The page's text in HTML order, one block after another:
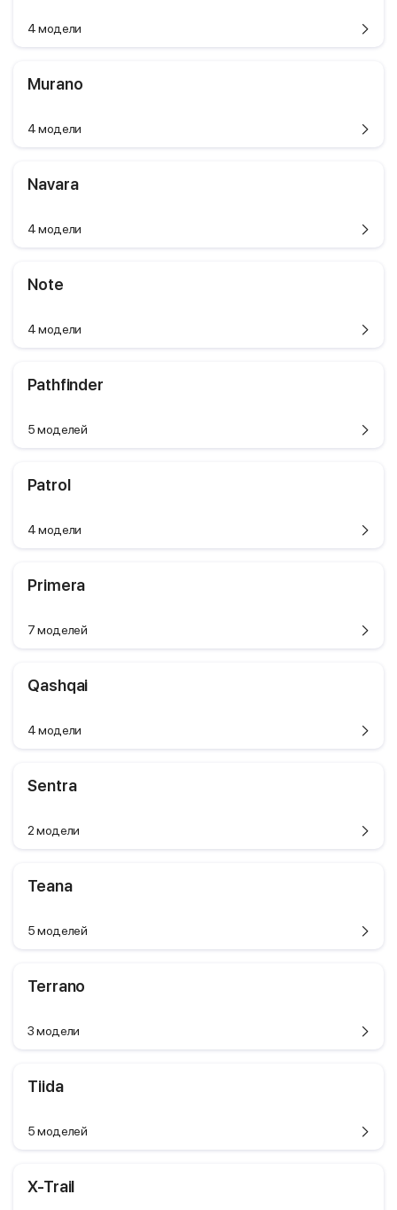
4 модели
Murano
4 модели
Navara
4 модели
Note
4 модели
Pathfinder
5 моделей
Patrol
4 модели
Primera
7 моделей
Qashqai
4 модели
Sentra
2 модели
Teana
5 моделей
Terrano
3 модели
Tiida
5 моделей
X-Trail